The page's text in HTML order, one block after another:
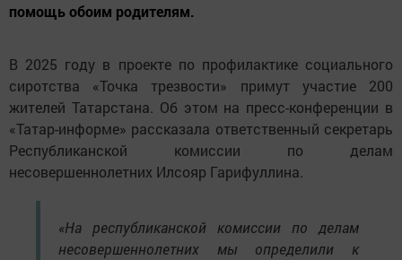
помощь обоим родителям.
В 2025 году в проекте по профилактике социального
сиротства «Точка трезвости» примут участие 200
жителей Татарстана. Об этом на пресс-конференции в
«Татар-информе» рассказала ответственный секретарь
Республиканской комиссии по делам
несовершеннолетних Илсояр Гарифуллина.
«На республиканской комиссии по делам
несовершеннолетних мы определили к